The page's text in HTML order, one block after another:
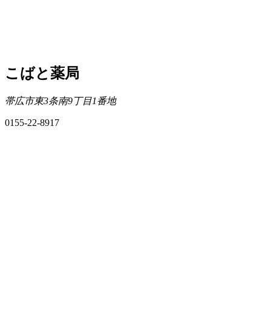
こばと薬局
帯広市東3条南9丁目1番地
0155-22-8917